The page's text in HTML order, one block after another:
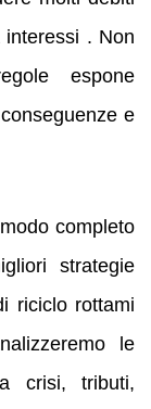
. Non
espone
e
completo
strategie
riciclo rottami
le
crisi, tributi,